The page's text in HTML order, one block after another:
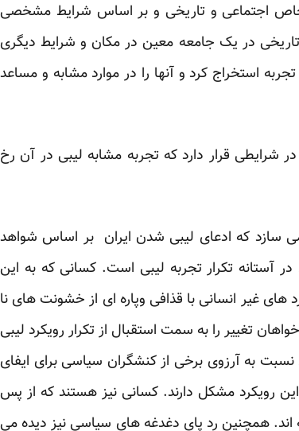
اجتماعی و تاریخی و بر اساس شرایط مشخصی
در یک جامعه معین در مکان و شرایط دیگری
استخراج کرد و آنها را در موارد مشابه و مساعد
در شرایطی قرار دارد که تجربه مشابه لیبی در آن رخ
سازد که ادعای لیبی شدن ایران بر اساس شواهد
در آستانه تکرار تجربه لیبی است. کسانی که به این
غیر انسانی با قذافی وپاره ای از خشونت های نا
تغییر را به سمت استقبال از تکرار رویکرد لیبی
به آرزوی برخی از کنشگران سیاسی برای ایفای
رویکرد مشکل دارند. کسانی نیز هستند که از پس
اند. همچنین رد پای دغدغه های سیاسی نیز دیده می